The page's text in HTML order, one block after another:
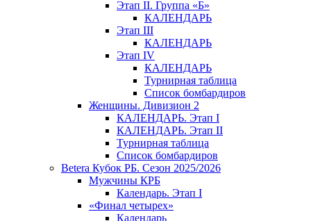
Этап II. Группа «Б»
КАЛЕНДАРЬ
Этап III
КАЛЕНДАРЬ
Этап IV
КАЛЕНДАРЬ
Турнирная таблица
Список бомбардиров
Женщины. Дивизион 2
КАЛЕНДАРЬ. Этап I
КАЛЕНДАРЬ. Этап II
Турнирная таблица
Список бомбардиров
Betera Кубок РБ. Сезон 2025/2026
Мужчины КРБ
Календарь. Этап I
«Финал четырех»
Календарь